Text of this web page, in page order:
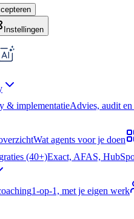
Instellingen
& implementatieAdvies, audit en
Wat agents voor je doen
(40+)Exact, AFAS,
1-op-1, met je eigen werk